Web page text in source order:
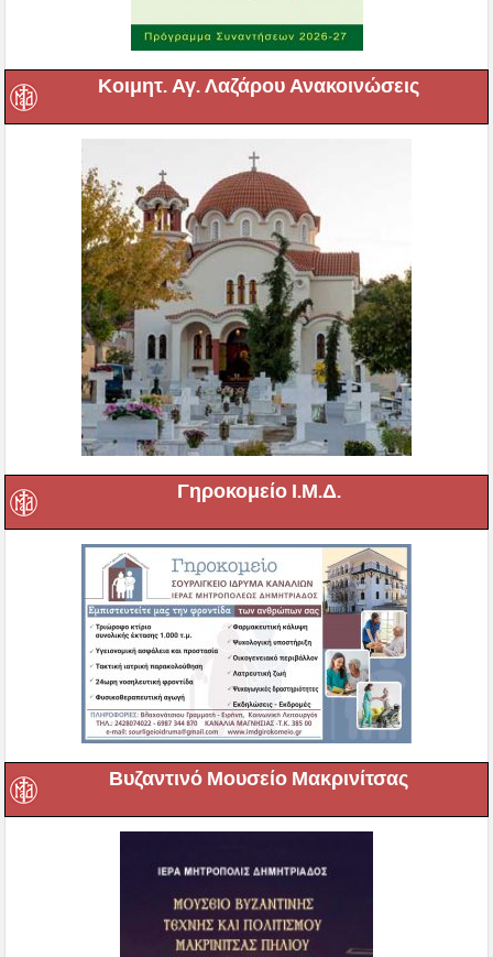
Κοιμητ. Αγ. Λαζάρου Ανακοινώσεις
Γηροκομείο Ι.Μ.Δ.
Βυζαντινό Μουσείο Μακρινίτσας